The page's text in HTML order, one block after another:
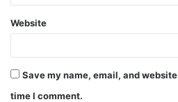
Website
Save my name, email, and
time I comment.